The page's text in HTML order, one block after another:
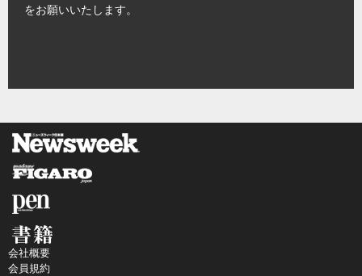
をお願いいたします。
会社概要
会員規約